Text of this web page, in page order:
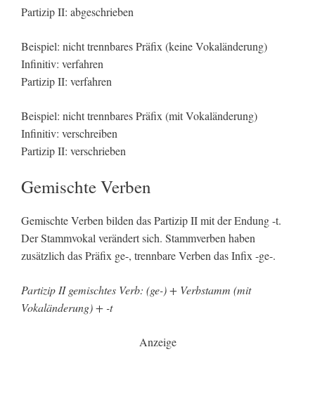
Partizip II: abgeschrieben
Beispiel: nicht trennbares Präfix (keine Vokaländerung)
Infinitiv: verfahren
Partizip II: verfahren
Beispiel: nicht trennbares Präfix (mit Vokaländerung)
Infinitiv: verschreiben
Partizip II: verschrieben
Gemischte Verben
Gemischte Verben bilden das Partizip II mit der Endung -t.
Der Stammvokal verändert sich. Stammverben haben
zusätzlich das Präfix ge-, trennbare Verben das Infix -ge-.
Partizip II gemischtes Verb: (ge-) + Verbstamm (mit
Vokaländerung) + -t
Anzeige